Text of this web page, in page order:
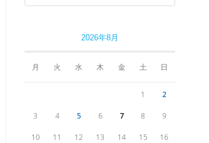
2026年8月
月 火 水 木 金 土 日
1 2
3 4 5 6 7 8 9
10 11 12 13 14 15 16